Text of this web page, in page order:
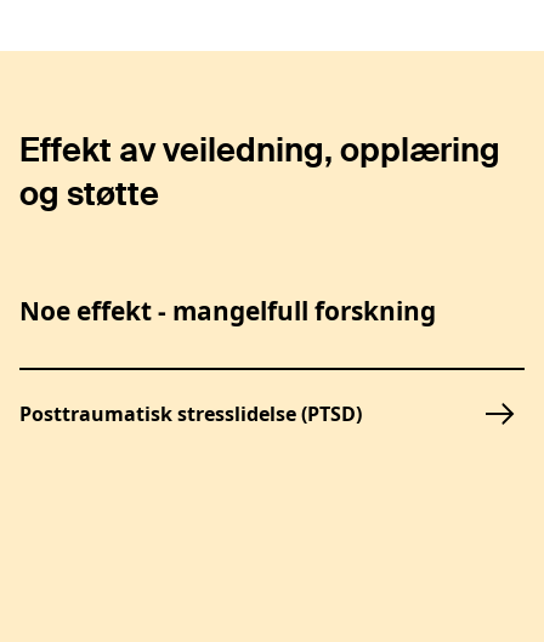
Effekt av veiledning, opplæring
og støtte
Noe effekt - mangelfull forskning
Posttraumatisk stresslidelse (PTSD)